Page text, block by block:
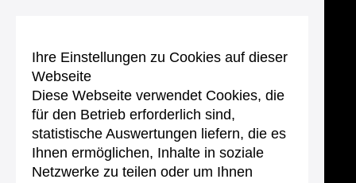
Ihre Einstellungen zu Cookies auf dieser
Webseite
Diese Webseite verwendet Cookies, die
für den Betrieb erforderlich sind,
statistische Auswertungen liefern, die es
Ihnen ermöglichen, Inhalte in soziale
Netzwerke zu teilen oder um Ihnen